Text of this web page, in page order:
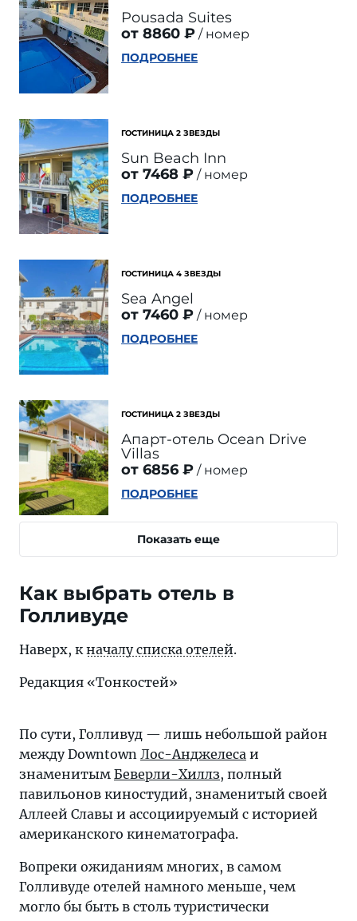
Pousada Suites
от 8860 ₽
номер
ПОДРОБНЕЕ
ГОСТИНИЦА 2 ЗВЕЗДЫ
Sun Beach Inn
от 7468 ₽
номер
ПОДРОБНЕЕ
ГОСТИНИЦА 4 ЗВЕЗДЫ
Sea Angel
от 7460 ₽
номер
ПОДРОБНЕЕ
ГОСТИНИЦА 2 ЗВЕЗДЫ
Апарт-отель Ocean Drive
Villas
от 6856 ₽
номер
ПОДРОБНЕЕ
Показать еще
Как выбрать отель в
Голливуде
Наверх, кначалу списка отелей.
Редакция «Тонкостей»
По сути, Голливуд — лишь небольшой район
между Downtown Лос-Анджелеса и
знаменитым Беверли-Хиллз, полный
павильонов киностудий, знаменитый своей
Аллеей Славы и ассоциируемый с историей
американского кинематографа.
Вопреки ожиданиям многих, в самом
Голливуде отелей намного меньше, чем
могло бы быть в столь туристически